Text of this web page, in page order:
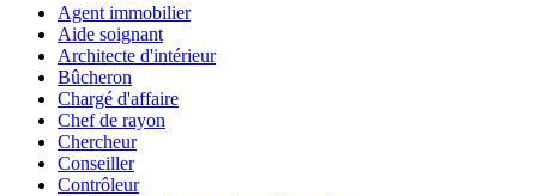
Agent immobilier
Aide soignant
Architecte d'intérieur
Bûcheron
Chargé d'affaire
Chef de rayon
Chercheur
Conseiller
Contrôleur